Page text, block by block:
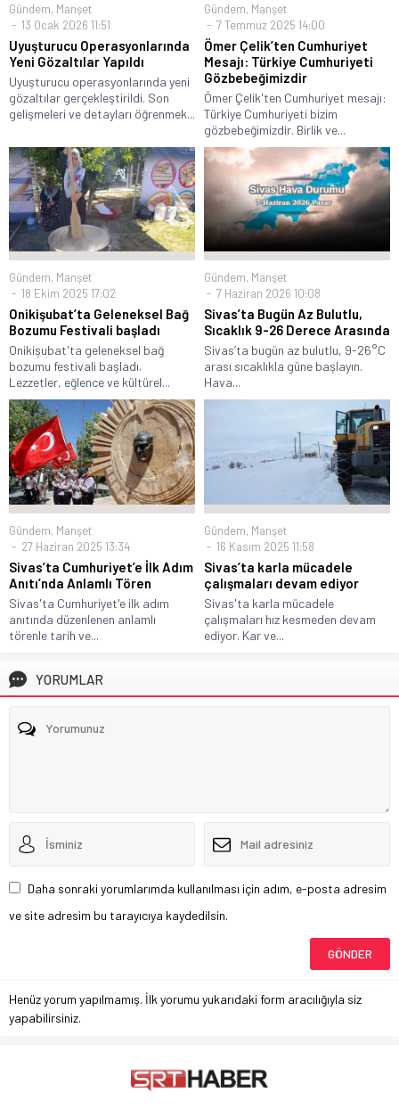
Gündem, Manşet
13 Ocak 2026 11:51
Uyuşturucu Operasyonlarında
Yeni Gözaltılar Yapıldı
Uyuşturucu operasyonlarında yeni
gözaltılar gerçekleştirildi. Son
gelişmeleri ve detayları öğrenmek...
Gündem, Manşet
7 Temmuz 2025 14:00
Ömer Çelik’ten Cumhuriyet
Mesajı: Türkiye Cumhuriyeti
Gözbebeğimizdir
Ömer Çelik'ten Cumhuriyet mesajı:
Türkiye Cumhuriyeti bizim
gözbebeğimizdir. Birlik ve...
Gündem, Manşet
18 Ekim 2025 17:02
Onikişubat’ta Geleneksel Bağ
Bozumu Festivali başladı
Onikişubat'ta geleneksel bağ
bozumu festivali başladı.
Lezzetler, eğlence ve kültürel...
Gündem, Manşet
7 Haziran 2026 10:08
Sivas’ta Bugün Az Bulutlu,
Sıcaklık 9-26 Derece Arasında
Sivas’ta bugün az bulutlu, 9-26°C
arası sıcaklıkla güne başlayın.
Hava...
Gündem, Manşet
27 Haziran 2025 13:34
Sivas’ta Cumhuriyet’e İlk Adım
Anıtı’nda Anlamlı Tören
Sivas'ta Cumhuriyet'e ilk adım
anıtında düzenlenen anlamlı
törenle tarih ve...
Gündem, Manşet
16 Kasım 2025 11:58
Sivas’ta karla mücadele
çalışmaları devam ediyor
Sivas'ta karla mücadele
çalışmaları hız kesmeden devam
ediyor. Kar ve...
YORUMLAR
Daha sonraki yorumlarımda kullanılması için adım, e-posta adresim
ve site adresim bu tarayıcıya kaydedilsin.
Henüz yorum yapılmamış. İlk yorumu yukarıdaki form aracılığıyla siz
yapabilirsiniz.